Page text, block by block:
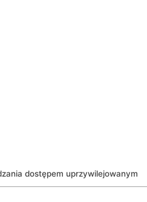
dostępem uprzywilejowanym